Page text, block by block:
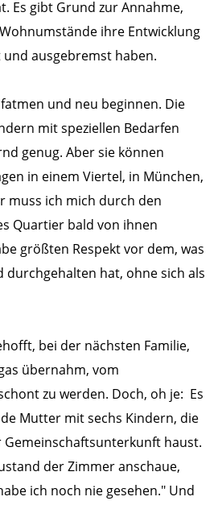
Es gibt Grund zur Annahme,
ihre Entwicklung
ausgebremst haben.
und neu beginnen. Die
mit speziellen Bedarfen
genug. Aber sie können
in einem Viertel, in München,
muss ich mich durch den
Quartier bald von ihnen
größten Respekt vor dem, was
durchgehalten hat, ohne sich als
bei der nächsten Familie,
übernahm, vom
zu werden. Doch, oh je: Es
Mutter mit sechs Kindern, die
haust.
der Zimmer anschaue,
ich noch nie gesehen." Und